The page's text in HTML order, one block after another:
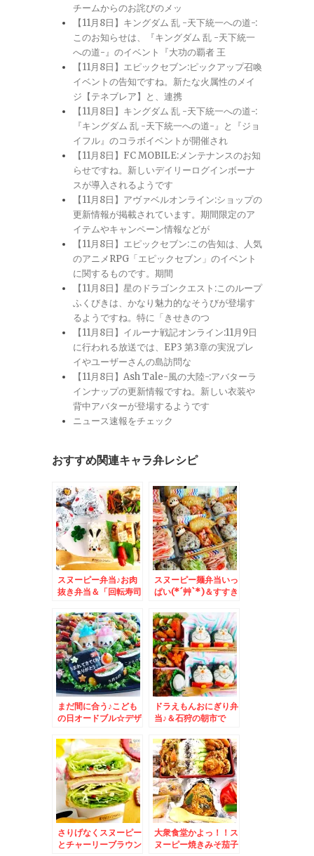
チームからのお詫びのメッ
【11月8日】キングダム 乱 -天下統一への道-:
このお知らせは、『キングダム 乱 -天下統一
への道-』のイベント『大功の覇者 王
【11月8日】エピックセブン:ピックアップ召喚
イベントの告知ですね。新たな火属性のメイ
ジ【テネブレア】と、連携
【11月8日】キングダム 乱 -天下統一への道-:
『キングダム 乱 -天下統一への道-』と『ジョ
イフル』のコラボイベントが開催され
【11月8日】FC MOBILE:メンテナンスのお知
らせですね。新しいデイリーログインボーナ
スが導入されるようです
【11月8日】アヴァベルオンライン:ショップの
更新情報が掲載されています。期間限定のア
イテムやキャンペーン情報などが
【11月8日】エピックセブン:この告知は、人気
のアニメRPG「エピックセブン」のイベント
に関するものです。期間
【11月8日】星のドラゴンクエスト:このループ
ふくびきは、かなり魅力的なそうびが登場す
るようですね。特に「きせきのつ
【11月8日】イルーナ戦記オンライン:11月9日
に行われる放送では、EP3 第3章の実況プレ
イやユーザーさんの島訪問な
【11月8日】Ash Tale-風の大陸-:アバターラ
インナップの更新情報ですね。新しい衣装や
背中アバターが登場するようです
ニュース速報をチェック
おすすめ関連キャラ弁レシピ
スヌーピー弁当♪お肉
抜き弁当＆「回転寿司
さは酢飯の温度♪旬の
「いわし」が絶品(*
´艸`*)
スヌーピー麺弁当いっ
ぱい(*´艸`*)＆すすき
きの」内「回転寿司
根室花まる」さんのお
寿司も焼き魚もフライ
も♪(*´艸`*)
まだ間に合う♪こども
の日オードブル☆デザ
の駅直結「ココノすす
きの」内「回転寿司
根室花まる」さんの厚
切りネタ♪(*´艸`*)
ドラえもんおにぎり弁
当♪＆石狩の朝市で
べまくる～～～(*´艸
`*)
さりげなくスヌーピー
とチャーリーブラウン
大衆食堂かよっ！！ス
ヌーピー焼きみそ茄子